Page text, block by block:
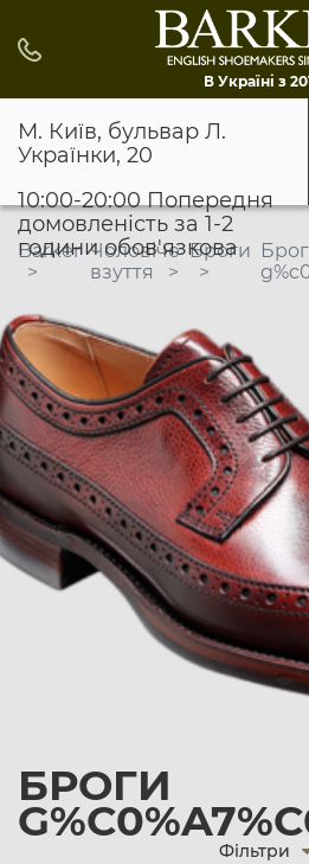
В Україні з
М. Київ, бульвар Л.
Українки, 20
10:00-20:00 Попередня
домовленість за 1-2
години обов'язкова
Barker Чоловіче
взуття
Броги
БРОГИ
Фільтри